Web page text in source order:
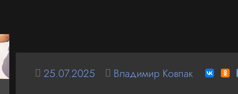
25.07.2025 Владимир Ковпак